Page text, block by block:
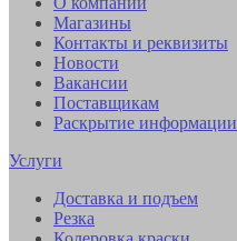
Магазины
Контакты и реквизиты
Новости
Вакансии
Поставщикам
Раскрытие информации
Услуги
Доставка и подъем
Резка